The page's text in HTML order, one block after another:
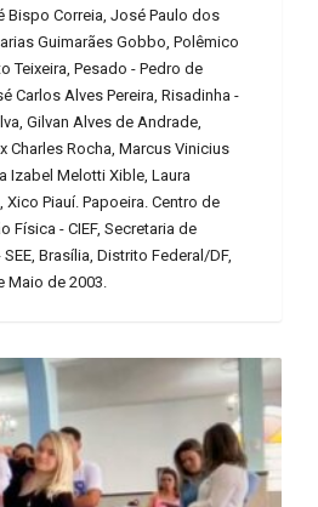
Bispo Correia, José Paulo dos
Guimarães Gobbo, Polêmico
Teixeira, Pesado - Pedro de
Carlos Alves Pereira, Risadinha -
Gilvan Alves de Andrade,
Charles Rocha, Marcus Vinicius
Izabel Melotti Xible, Laura
Xico Piauí. Papoeira. Centro de
Física - CIEF, Secretaria de
Brasília, Distrito Federal/DF,
Maio de 2003.